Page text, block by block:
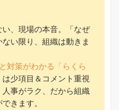
、現場の本音。「なぜ
い限り、組織は動きま
対策がわかる「らくら
は少項目＆コメント重視
事がラク、だから組織
きます。